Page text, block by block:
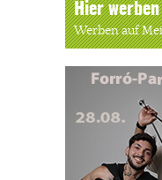
Hier werben
Werben auf